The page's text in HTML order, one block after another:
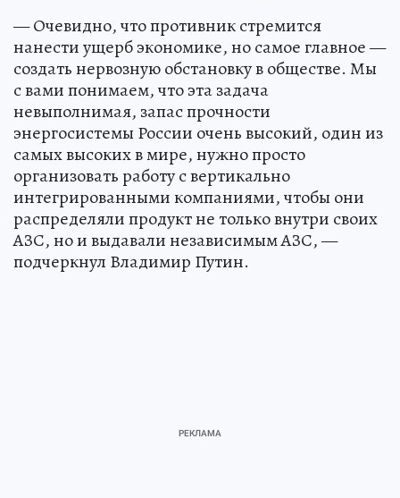
— Очевидно, что противник стремится
нанести ущерб экономике, но самое главное —
создать нервозную обстановку в обществе. Мы
с вами понимаем, что эта задача
невыполнимая, запас прочности
энергосистемы России очень высокий, один из
самых высоких в мире, нужно просто
организовать работу с вертикально
интегрированными компаниями, чтобы они
распределяли продукт не только внутри своих
АЗС, но и выдавали независимым АЗС, —
подчеркнул Владимир Путин.